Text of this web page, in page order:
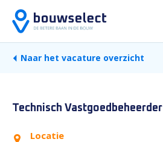
Naar het vacature overzicht
Technisch Vastgoedbeheerder
Locatie